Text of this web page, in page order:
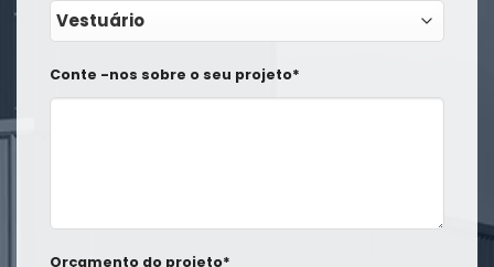
Conte -nos sobre o seu projeto*
Orçamento do projeto*